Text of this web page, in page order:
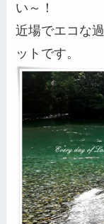
い～！
近場でエコな
ットです。